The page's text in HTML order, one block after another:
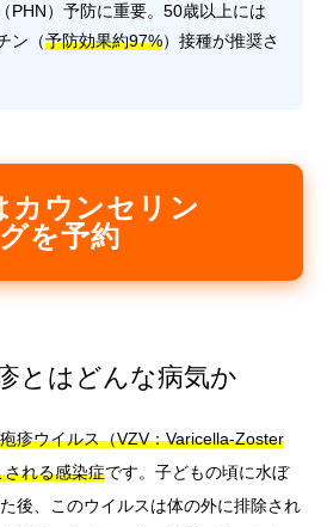
PHN）予防に重要。50歳以上には
ン（予防効果約97%）接種が推奨さ
カウンセリン
グを予約
とはどんな病気か
疹ウイルス（VZV：Varicella-Zoster
れる感染症です。子どもの頃に水ぼ
後、このウイルスは体の外に排除され